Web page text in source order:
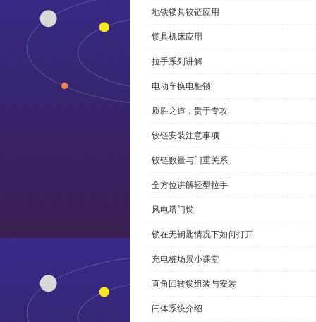
地铁锁具铰链应用
锁具机床应用
拉手系列讲解
电动车换电柜锁
质胜之道，贵于专攻
铰链安装注意事项
铰链数量与门重关系
全方位讲解轻型拉手
风电塔门锁
锁在无钥匙情况下如何打开
充电桩场景小课堂
直角回转锁组装与安装
闩体系统介绍